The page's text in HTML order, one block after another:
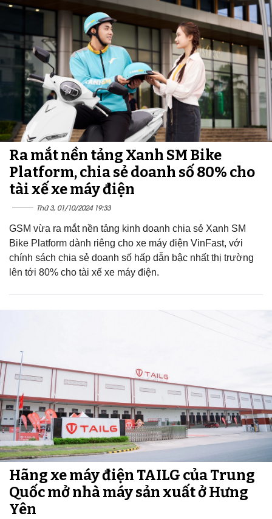
Ra mắt nền tảng Xanh SM Bike
Platform, chia sẻ doanh số 80% cho
tài xế xe máy điện
Thứ 3, 01/10/2024 19:33
GSM vừa ra mắt nền tảng kinh doanh chia sẻ Xanh SM
Bike Platform dành riêng cho xe máy điện VinFast, với
chính sách chia sẻ doanh số hấp dẫn bậc nhất thị trường
lên tới 80% cho tài xế xe máy điện.
Hãng xe máy điện TAILG của Trung
Quốc mở nhà máy sản xuất ở Hưng
Yên